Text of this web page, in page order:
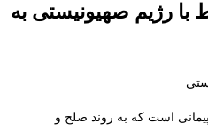
رژیم صهیونیستی به
پیمانی است که به روند صلح و